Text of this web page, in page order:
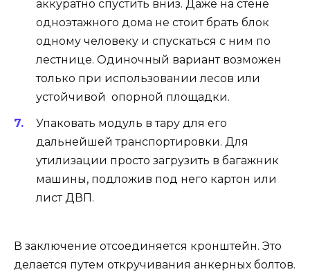
аккуратно спустить вниз. Даже на стене
одноэтажного дома не стоит брать блок
одному человеку и спускаться с ним по
лестнице. Одиночный вариант возможен
только при использовании лесов или
устойчивой опорной площадки.
Упаковать модуль в тару для его
дальнейшей транспортировки. Для
утилизации просто загрузить в багажник
машины, подложив под него картон или
лист ДВП.
В заключение отсоединяется кронштейн. Это
делается путем откручивания анкерных болтов.